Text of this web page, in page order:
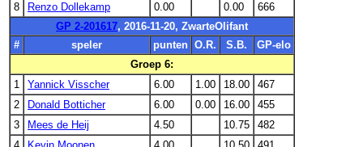
8
Renzo Dollekamp 0.00 0.00
666
GP 2-201617, 2016-11-20, ZwarteOlifant
#
speler punten O.R. S.B.
GP-elo
Groep 6:
1
Yannick Visscher 6.00 1.00 18.00
467
2
Donald Botticher 6.00 0.00 16.00
455
3
Mees de Heij 4.50 10.75
482